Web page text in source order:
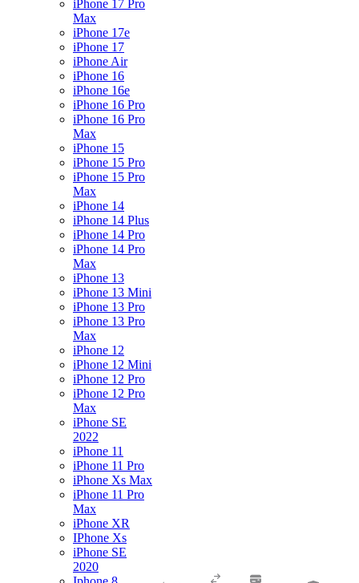
iPhone 17 Pro
Max
iPhone 17e
iPhone 17
iPhone Air
iPhone 16
iPhone 16e
iPhone 16 Pro
iPhone 16 Pro
Max
iPhone 15
iPhone 15 Pro
iPhone 15 Pro
Max
iPhone 14
iPhone 14 Plus
iPhone 14 Pro
iPhone 14 Pro
Max
iPhone 13
iPhone 13 Mini
iPhone 13 Pro
iPhone 13 Pro
Max
iPhone 12
iPhone 12 Mini
iPhone 12 Pro
iPhone 12 Pro
Max
iPhone SE
2022
iPhone 11
iPhone 11 Pro
iPhone Xs Max
iPhone 11 Pro
Max
iPhone XR
IPhone Xs
iPhone SE
2020